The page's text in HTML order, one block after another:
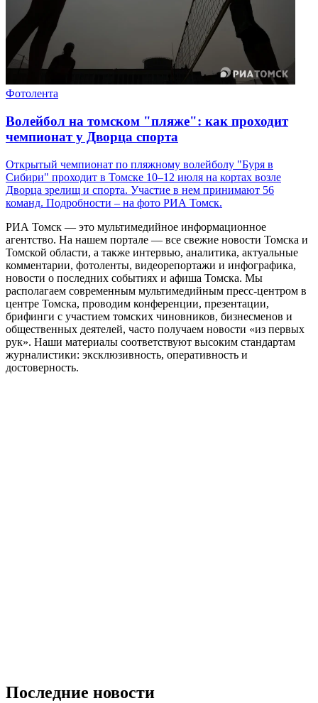
Фотолента
Волейбол на томском "пляже": как проходит
чемпионат у Дворца спорта
Открытый чемпионат по пляжному волейболу "Буря в
Сибири" проходит в Томске 10–12 июля на кортах возле
Дворца зрелищ и спорта. Участие в нем принимают 56
команд. Подробности – на фото РИА Томск.
РИА Томск — это мультимедийное информационное
агентство. На нашем портале — все свежие новости Томска и
Томской области, а также интервью, аналитика, актуальные
комментарии, фотоленты, видеорепортажи и инфографика,
новости о последних событиях и афиша Томска. Мы
располагаем современным мультимедийным пресс-центром в
центре Томска, проводим конференции, презентации,
брифинги с участием томских чиновников, бизнесменов и
общественных деятелей, часто получаем новости «из первых
рук». Наши материалы соответствуют высоким стандартам
журналистики: эксклюзивность, оперативность и
достоверность.
Последние новости